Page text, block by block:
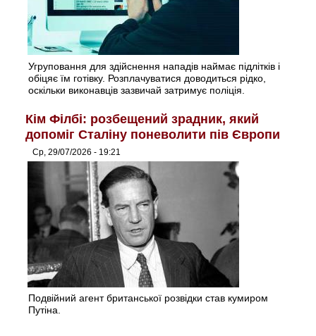
Угруповання для здійснення нападів наймає підлітків і
обіцяє їм готівку. Розплачуватися доводиться рідко,
оскільки виконавців зазвичай затримує поліція.
Кім Філбі: розбещений зрадник, який
допоміг Сталіну поневолити пів Європи
Ср, 29/07/2026 - 19:21
Подвійний агент британської розвідки став кумиром
Путіна.